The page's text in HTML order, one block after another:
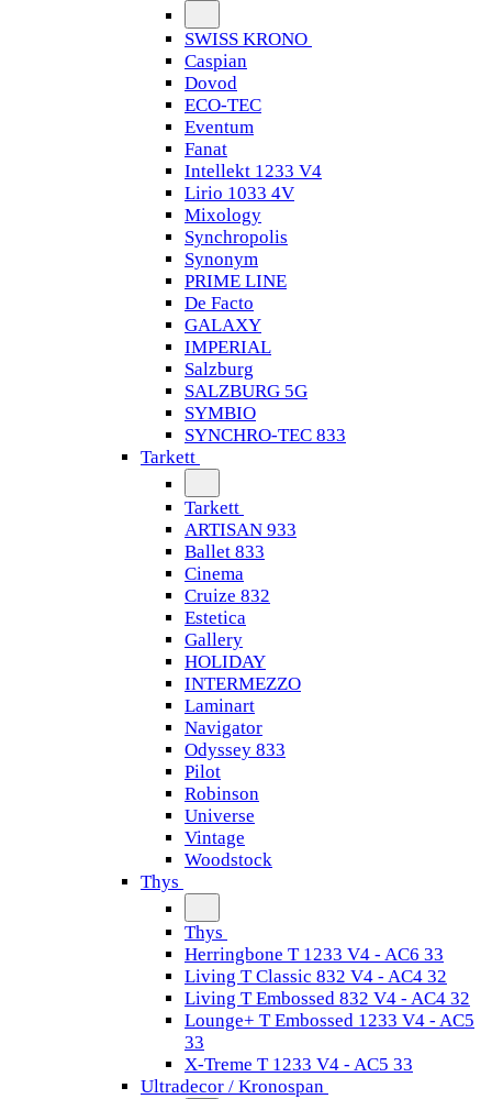
SWISS KRONO
Caspian
Dovod
ECO-TEC
Eventum
Fanat
Intellekt 1233 V4
Lirio 1033 4V
Mixology
Synchropolis
Synonym
PRIME LINE
De Facto
GALAXY
IMPERIAL
Salzburg
SALZBURG 5G
SYMBIO
SYNCHRO-TEC 833
Tarkett
Tarkett
ARTISAN 933
Ballet 833
Cinema
Cruize 832
Estetica
Gallery
HOLIDAY
INTERMEZZO
Laminart
Navigator
Odyssey 833
Pilot
Robinson
Universe
Vintage
Woodstock
Thys
Thys
Herringbone T 1233 V4 - AC6 33
Living T Classic 832 V4 - AC4 32
Living T Embossed 832 V4 - AC4 32
Lounge+ T Embossed 1233 V4 - AC5
33
X-Treme T 1233 V4 - AC5 33
Ultradecor / Kronospan